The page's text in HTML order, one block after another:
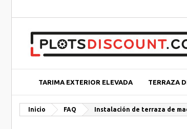
TARIMA EXTERIOR ELEVADA TERRAZA
Inicio FAQ Instalación de terraza de